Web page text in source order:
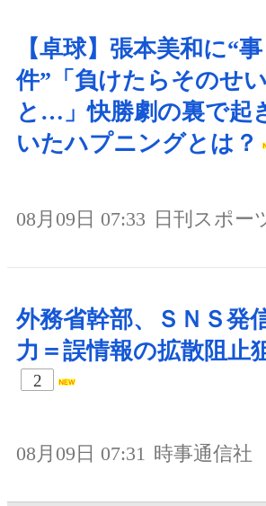
【卓球】張本美和に“事
件”「負けたらそのせ
と…」快勝劇の裏で起
いたハプニングとは？
08月09日 07:33 日刊スポー
外務省幹部、ＳＮＳ発
力＝誤情報の拡散阻止
2
08月09日 07:31 時事通信社